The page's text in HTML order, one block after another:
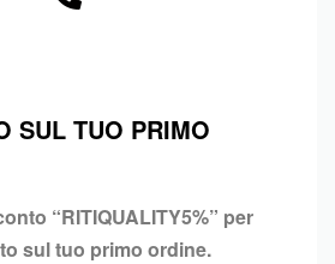
SUL TUO PRIMO
“RITIQUALITY5%” per
sul tuo primo ordine.